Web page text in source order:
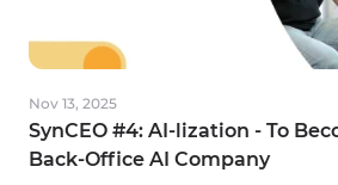
SynCEO #06 Decode Gu-
Slogan
Nov 13, 2025
SynCEO #4: AI-lization - To
Back-Office AI Company